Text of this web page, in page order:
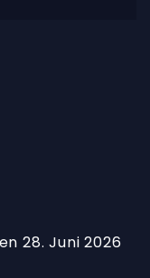
28. Juni 2026